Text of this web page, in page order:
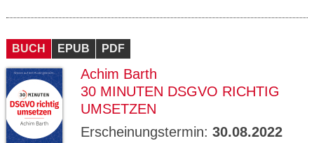
BUCH EPUB PDF
Achim Barth
30 MINUTEN DSGVO RICHTIG
UMSETZEN
Erscheinungstermin: 30.08.2022